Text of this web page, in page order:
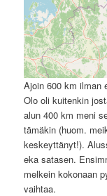
Ajoin 600 km ilman
Olo oli kuitenkin
alun 400 km meni
tämäkin (huom.
keskeyttänyt!).
eka satasen.
melkein kokonaan
vaihtaa.